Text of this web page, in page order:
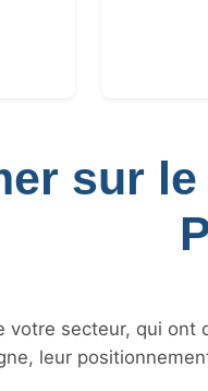
sur
secteur, qui
leur